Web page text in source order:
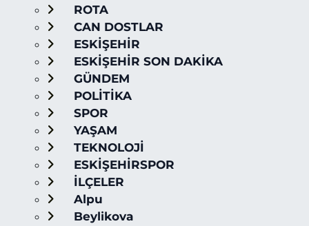
ROTA
CAN DOSTLAR
ESKİŞEHİR
ESKİŞEHİR SON DAKİKA
GÜNDEM
POLİTİKA
SPOR
YAŞAM
TEKNOLOJİ
ESKİŞEHİRSPOR
İLÇELER
Alpu
Beylikova